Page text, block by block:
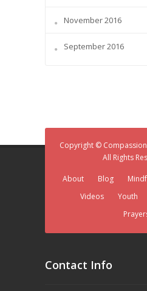
November 2016
September 2016
Copyright ©
All Rights
About Blog
Videos
Youth
Contact Info